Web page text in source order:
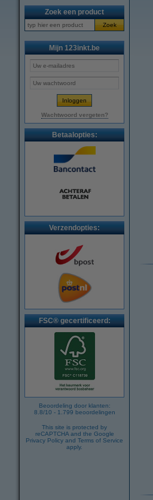
Zoek een product
Zoek
Mijn 123inkt.be
Wachtwoord vergeten?
Betaalopties:
Verzendopties:
FSC® gecertificeerd:
Beoordeling door klanten:
8.8/10 - 1.799 beoordelingen
This site is protected by
reCAPTCHA and the Google
Privacy Policy and Terms of Service
apply.